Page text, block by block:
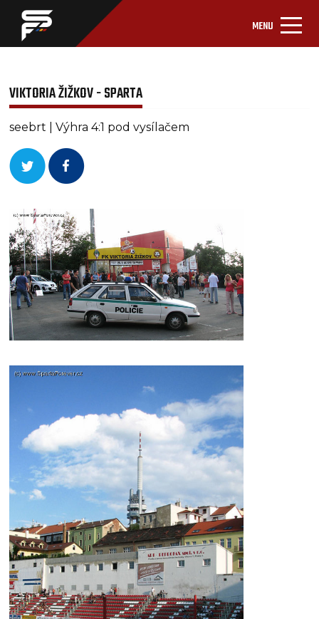
MENU
VIKTORIA ŽIŽKOV - SPARTA
seebrt | Výhra 4:1 pod vysílačem